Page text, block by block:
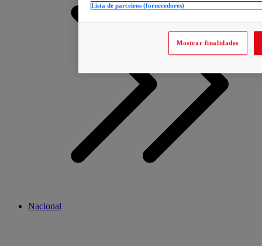
Nacional
Lista de parceiros (fornecedores)
Mostrar finalidades